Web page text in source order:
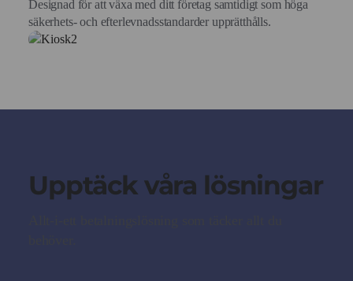
Designad för att växa med ditt företag samtidigt som höga
säkerhets- och efterlevnadsstandarder upprätthålls.
Upptäck våra lösningar